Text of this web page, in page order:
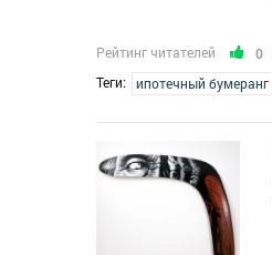
Рейтинг читателей 0
Теги:
ипотечный бумеранг